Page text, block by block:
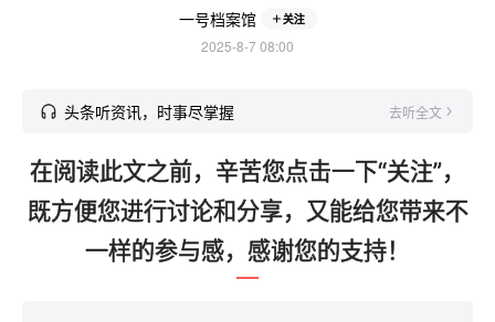
一号档案馆 关注
2025-8-7 08:00
头条听资讯，时事尽掌握 去听全文
在阅读此文之前，辛苦您点击一下“关注”，
既方便您进行讨论和分享，又能给您带来不
一样的参与感，感谢您的支持！